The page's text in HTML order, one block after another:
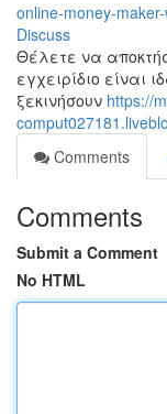
online-money-
Discuss
Θέλετε να
εγχειρίδιο είναι
ξεκινήσουν https://
Comments
Comments
Submit a Comment
No HTML